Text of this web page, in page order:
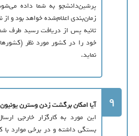
پرشین‌دانشجو به شما داده
زمان‌بندی اعلام‌شده خواهد بود و
ثانیه پس از دریافت رسید طرف
خود را در کشور مورد نظر
نماید.
9
آيا امکان برگشت زدن وسترن
اين مورد به کارگزار خارجي
بستگی داشته و در برخي موارد با